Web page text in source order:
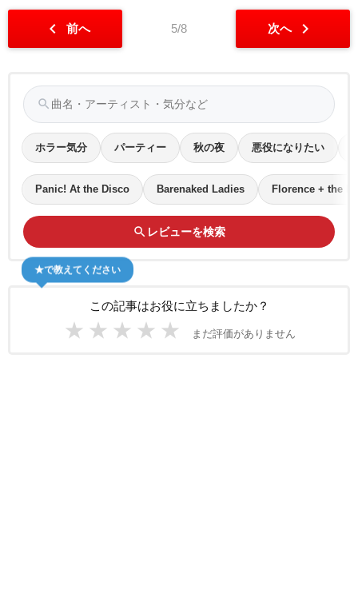
chevron_left 前へ 5/8 次へ chevron_right
search
ホラー気分 パーティー 秋の夜 悪役になりたい
Panic! At the Disco Barenaked Ladies Florence + the
search レビューを検索
この記事はお役に立ちましたか？
★ ★ ★ ★ ★ まだ評価がありません
★で教えてください